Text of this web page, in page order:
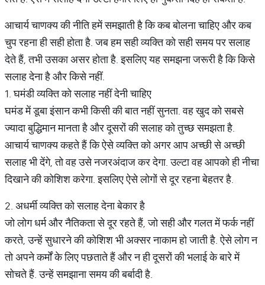
आचार्य चाणक्य की नीति हमें समझाती है कि कब बोलना चाहिए और कब
चुप रहना ही सही होता है. जब हम सही व्यक्ति को सही समय पर सलाह
देते हैं, तभी उसका असर होता है. इसलिए यह समझना जरूरी है कि किसे
सलाह देना है और किसे नहीं.
1. घमंडी व्यक्ति को सलाह नहीं देनी चाहिए
घमंड में डूबा इंसान कभी किसी की बात नहीं सुनता. वह खुद को सबसे
ज्यादा बुद्धिमान मानता है और दूसरों की सलाह को तुच्छ समझता है.
आचार्य चाणक्य कहते हैं कि ऐसे व्यक्ति को अगर आप अच्छी से अच्छी
सलाह भी देंगे, तो वह उसे नजरअंदाज कर देगा. उल्टा वह आपको ही नीचा
दिखाने की कोशिश करेगा. इसलिए ऐसे लोगों से दूर रहना बेहतर है.
2. अधर्मी व्यक्ति को सलाह देना बेकार है
जो लोग धर्म और नैतिकता से दूर रहते हैं, जो सही और गलत में फर्क नहीं
करते, उन्हें सुधारने की कोशिश भी अक्सर नाकाम हो जाती है. ऐसे लोग न
तो अपने कर्मों के लिए पछताते हैं और न ही दूसरों की भलाई के बारे में
सोचते हैं. उन्हें समझाना समय की बर्बादी है.